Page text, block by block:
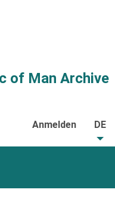
of Man Archive
Anmelden DE